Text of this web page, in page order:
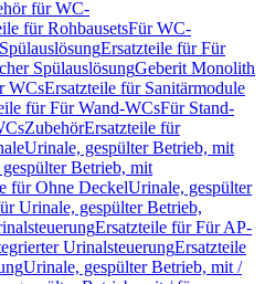
für WC-
für RohbausetsFür WC-
Ersatzteile für Für
SpülauslösungGeberit Monolith
WCsErsatzteile für Sanitärmodule
für Für Wand-WCsFür Stand-
ZubehörErsatzteile für
Urinale, gespülter Betrieb, mit
Betrieb, mit
für Ohne DeckelUrinale, gespülter
Urinale, gespülter Betrieb,
Ersatzteile für Für AP-
UrinalsteuerungErsatzteile
Urinale, gespülter Betrieb, mit /